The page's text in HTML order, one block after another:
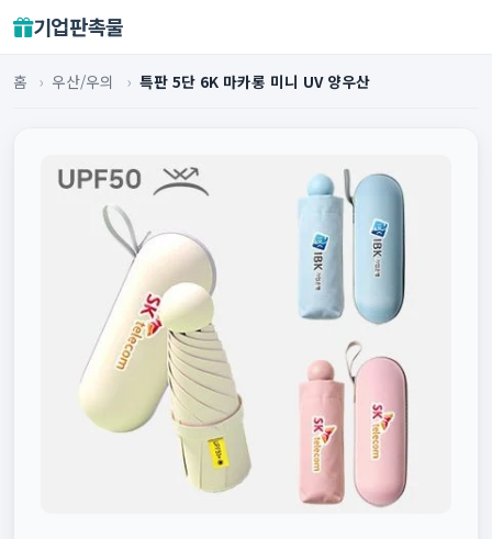
기업판촉물
홈 › 우산/우의 › 특판 5단 6K 마카롱 미니 UV 양우산